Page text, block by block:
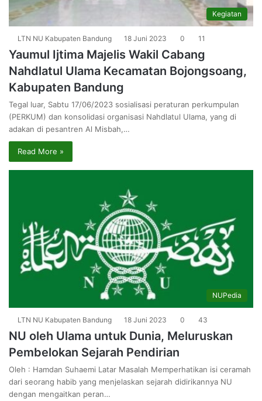
Kegiatan
LTN NU Kabupaten Bandung 18 Juni 2023 0 11
Yaumul Ijtima Majelis Wakil Cabang
Nahdlatul Ulama Kecamatan Bojongsoang,
Kabupaten Bandung
Tegal luar, Sabtu 17/06/2023 sosialisasi peraturan perkumpulan
(PERKUM) dan konsolidasi organisasi Nahdlatul Ulama, yang di
adakan di pesantren Al Misbah,…
Read More »
NUPedia
LTN NU Kabupaten Bandung 18 Juni 2023 0 43
NU oleh Ulama untuk Dunia, Meluruskan
Pembelokan Sejarah Pendirian
Oleh : Hamdan Suhaemi Latar Masalah Memperhatikan isi ceramah
dari seorang habib yang menjelaskan sejarah didirikannya NU
dengan mengaitkan peran…